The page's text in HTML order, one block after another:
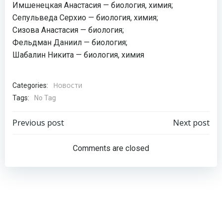
Имшенецкая Анастасия — биология, химия;
Сепульведа Серхио — биология, химия;
Сизова Анастасия — биология;
Фельдман Даниил — биология;
Шабалин Никита — биология, химия
Categories: Новости
Tags: No Tag
Навигация
записям
Previous post
Навигация
по
записям
Next post
Comments are closed